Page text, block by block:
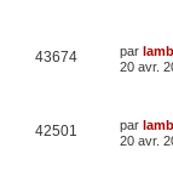
43674 par
20 avr.
42501 par
20 avr.